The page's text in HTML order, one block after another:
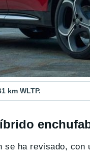
km WLTP.
se ha revisado,